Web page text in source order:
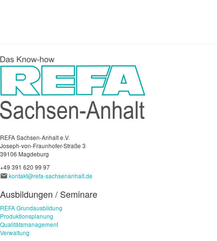
REFA Sachsen-Anhalt e.V.
Joseph-von-Fraunhofer-Straße 3
39106 Magdeburg
+49 391 620 99 97
kontakt@refa-sachsenanhalt.de
Ausbildungen / Seminare
REFA Grundausbildung
Produktionsplanung
Qualitätsmanagement
Verwaltung